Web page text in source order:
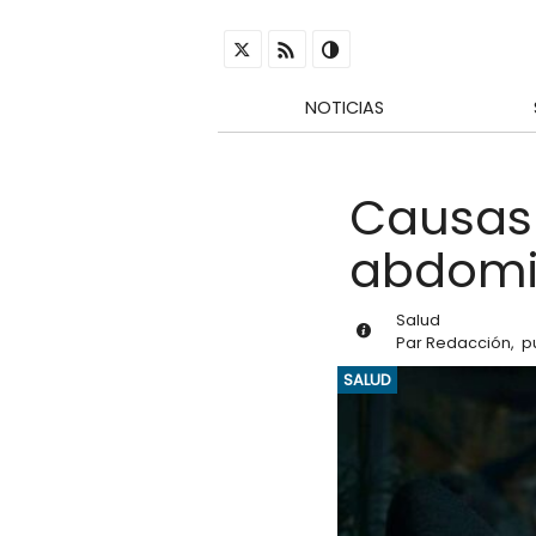
NOTICIAS
Salud
ParRedacción,
SALUD